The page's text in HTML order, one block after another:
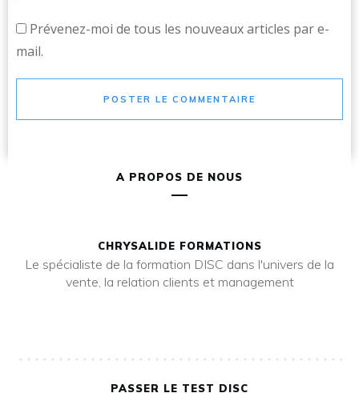
Prévenez-moi de tous les nouveaux articles par e-
mail.
POSTER LE COMMENTAIRE
A PROPOS DE NOUS
CHRYSALIDE FORMATIONS
Le spécialiste de la formation DISC dans l'univers de la
vente, la relation clients et management
PASSER LE TEST DISC